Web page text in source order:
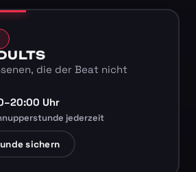
die der Beat nicht
Uhr
jederzeit
sichern